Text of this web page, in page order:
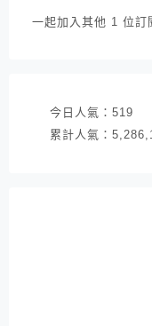
件
一起加入其他 1 位訂
今日人氣： 519
累計人氣：